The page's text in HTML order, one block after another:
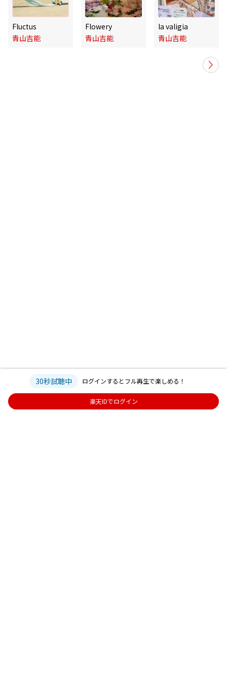
Fluctus
青山吉能
Flowery
青山吉能
la valigia
青山吉能
30秒試聴中 ログインするとフル再生で楽しめる！
楽天IDでログイン